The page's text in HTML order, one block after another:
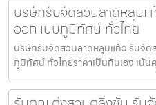
บริษัทรับจัดสวนลาดหลุม
ออกแบบภูมิทัศน์ ทั่วไทย
บริษัทรับจัดสวนลาดหลุมแก้ว รับจั
ภูมิทัศน์ ทั่วไทยราคาเป็นกันเอง เน้